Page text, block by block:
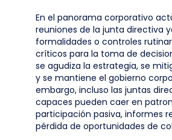
En el panorama corporativo
reuniones de la junta directiva
formalidades o controles
críticos para la toma de
se agudiza la estrategia, se
y se mantiene el gobierno
embargo, incluso las juntas
capaces pueden caer en
participación pasiva, informes
pérdida de oportunidades de